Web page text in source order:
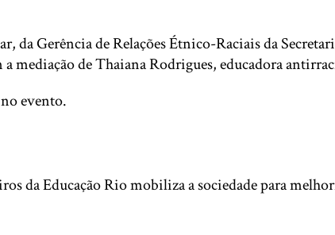
da Gerência de Relações Étnico-Raciais da
mediação de Thaiana Rodrigues, educadora
evento.
da Educação Rio mobiliza a sociedade para